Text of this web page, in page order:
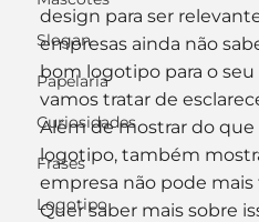
Slogan
Papelaria
Curiosidades
Frases
Logotipo
design para ser
empresas ainda não
bom logotipo para o
vamos tratar de
Além de mostrar do
logotipo, também
empresa não pode mais
Quer saber mais sobre